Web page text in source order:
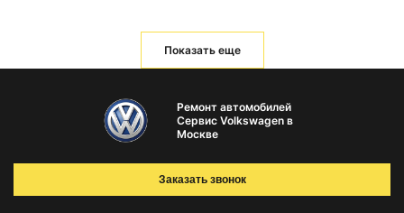
Показать еще
Ремонт автомобилей
Сервис Volkswagen в
Москве
Заказать звонок